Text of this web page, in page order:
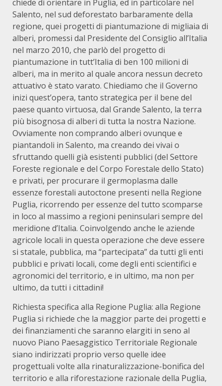
chiede di orientare in Puglia, ed in particolare nel
Salento, nel sud deforestato barbaramente della
regione, quei progetti di piantumazione di migliaia di
alberi, promessi dal Presidente del Consiglio all’Italia
nel marzo 2010, che parlò del progetto di
piantumazione in tutt’Italia di ben 100 milioni di
alberi, ma in merito al quale ancora nessun decreto
attuativo è stato varato. Chiediamo che il Governo
inizi quest’opera, tanto strategica per il bene del
paese quanto virtuosa, dal Grande Salento, la terra
più bisognosa di alberi di tutta la nostra Nazione.
Ovviamente non comprando alberi ovunque e
piantandoli in Salento, ma creando dei vivai o
sfruttando quelli già esistenti pubblici (del Settore
Foreste regionale e del Corpo Forestale dello Stato)
e privati, per procurare il germoplasma dalle
essenze forestali autoctone presenti nella Regione
Puglia, ricorrendo per essenze del tutto scomparse
in loco al massimo a regioni peninsulari sempre del
meridione d’Italia. Coinvolgendo anche le aziende
agricole locali in questa operazione che deve essere
si statale, pubblica, ma “partecipata” da tutti gli enti
pubblici e privati locali, come degli enti scientifici e
agronomici del territorio, e in ultimo, ma non per
ultimo, da tutti i cittadini!
Richiesta specifica alla Regione Puglia: alla Regione
Puglia si richiede che la maggior parte dei progetti e
dei finanziamenti che saranno elargiti in seno al
nuovo Piano Paesaggistico Territoriale Regionale
siano indirizzati proprio verso quelle idee
progettuali volte alla rinaturalizzazione-bonifica del
territorio e alla riforestazione razionale della Puglia,